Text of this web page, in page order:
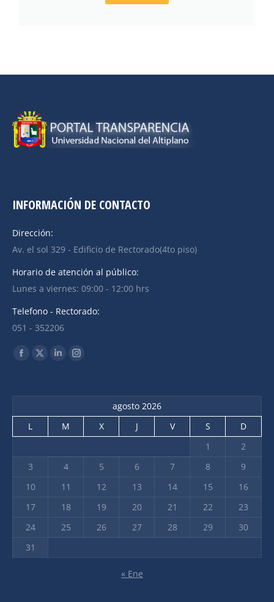
INFORMACIÓN DE CONTACTO
Dirección:
Av. el sol 329 - Edificio de Rectorado(4to piso)
Horario de atención al público:
Lunes a viernes: 09:00 - 12:00 hrs
Telefono - Rectorado:
051 - 352206
Find us on:
agosto 2026
L
M X J V S
D
1
2
3
4 5 6 7 8
9
10
11 12 13 14 15
16
17
18 19 20 21 22
23
24
25 26 27 28 29
30
31
« Ene